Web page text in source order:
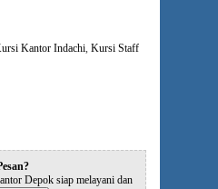
Kantor Indachi, Kursi Staff
Depok siap melayani dan